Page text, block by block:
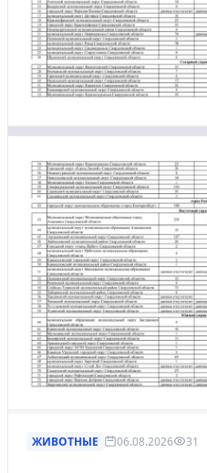
ЖИВОТНЫЕ 06.08.2026 31